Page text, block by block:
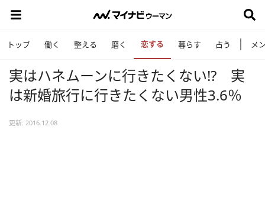
トップ 働く 整える 磨く 恋する 暮らす 占う メ
実はハネムーンに行きたくない!? 実
は新婚旅行に行きたくない男性3.6％
更新: 2016.12.08